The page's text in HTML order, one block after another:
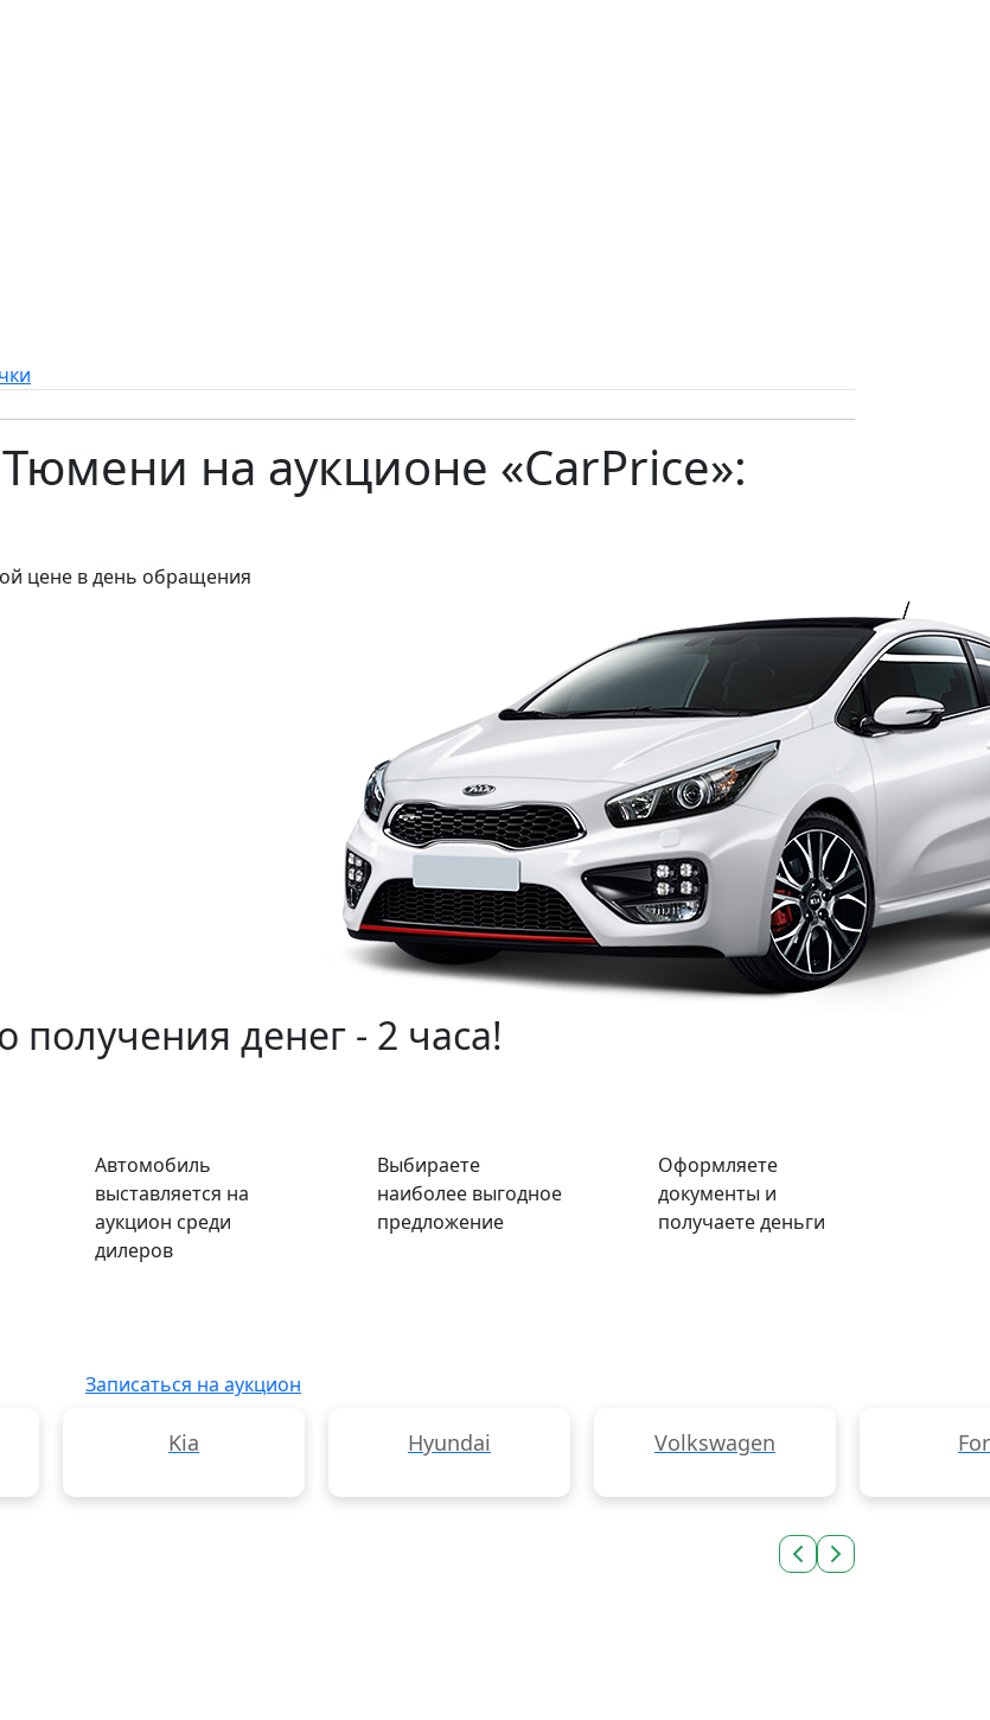
на аукционе «CarPrice»:
цене в день обращения
получения денег - 2 часа!
Автомобиль
выставляется на
аукцион среди
дилеров
Выбираете
наиболее выгодное
предложение
Оформляете
документы и
получаете деньги
Записаться на аукцион
Kia Hyundai Volkswagen